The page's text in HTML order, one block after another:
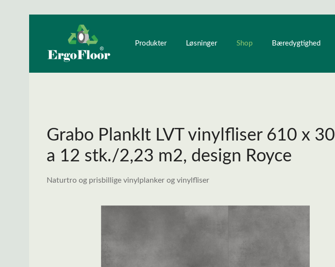
Gå til hovednavigation
Produkter Løsninger Bæredygtighed
Grabo PlankIt LVT vinylfliser 610 x
a 12 stk./2,23 m2, design Royce
Naturtro og prisbillige vinylplanker og vinylfliser